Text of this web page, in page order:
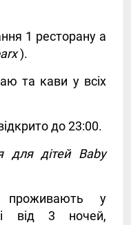
1 ресторану a
).
та кави у всіх
до 23:00.
для дітей Baby
у
від 3 ночей,